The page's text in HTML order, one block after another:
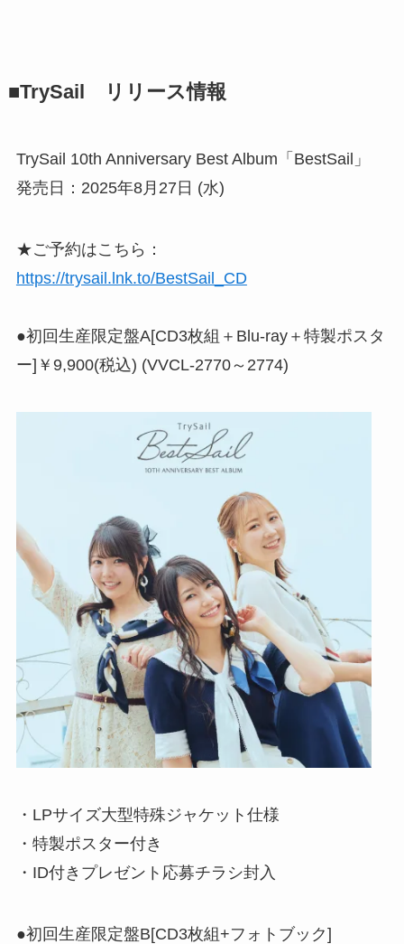
■TrySail リリース情報
TrySail 10th Anniversary Best Album「BestSail」
発売日：2025年8月27日 (水)
★ご予約はこちら：
https://trysail.lnk.to/BestSail_CD
●初回生産限定盤A[CD3枚組＋Blu-ray＋特製ポスタ
ー]￥9,900(税込) (VVCL-2770～2774)
・LPサイズ大型特殊ジャケット仕様
・特製ポスター付き
・ID付きプレゼント応募チラシ封入
●初回生産限定盤B[CD3枚組+フォトブック]